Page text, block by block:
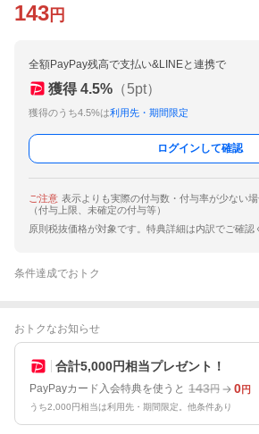
143 円
全額PayPay残高で支払い&LINEと連携で
獲得 4.5% （5pt）
獲得のうち4.5%は利用先・期間限定
ログインして確認
ご注意 表示よりも実際の付与数・付与率が少ない
（付与上限、未確定の付与等）
原則税抜価格が対象です。特典詳細は内訳でご確認
条件達成でおトク
おトクなお知らせ
合計5,000円相当プレゼント！
PayPayカード入会特典を使うと 143円 0円
うち2,000円相当は利用先・期間限定。他条件あり